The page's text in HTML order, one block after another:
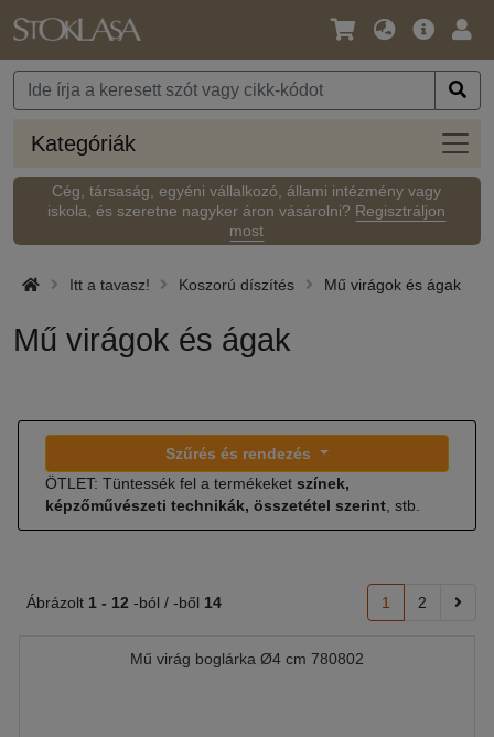
Nyelv
Pénznem
Fő
Kategóriák
Cég, társaság, egyéni vállalkozó, állami intézmény vagy
iskola, és szeretne nagyker áron vásárolni? Regisztráljon
most
Itt a tavasz! Koszorú díszítés Mű virágok és ágak
Mű virágok és ágak
Szűrés és rendezés
ÖTLET: Tüntessék fel a termékeket színek,
képzőművészeti technikák, összetétel szerint , stb.
Ábrázolt 1 - 12 -ból / -ből 14 1 2
Mű virág boglárka Ø4 cm 780802